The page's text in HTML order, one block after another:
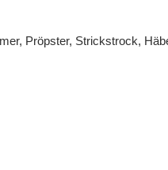
Pröpster, Strickstrock,